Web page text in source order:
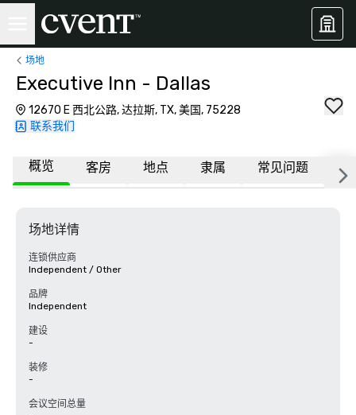
场地
Executive Inn - Dallas
12670 E 西北公路, 达拉斯, TX, 美国, 75228
联系我们
概览 客房 地点 隶属 常见问题
场地详情
连锁供应商
Independent / Other
品牌
Independent
建设
-
装修
-
会议空间总量